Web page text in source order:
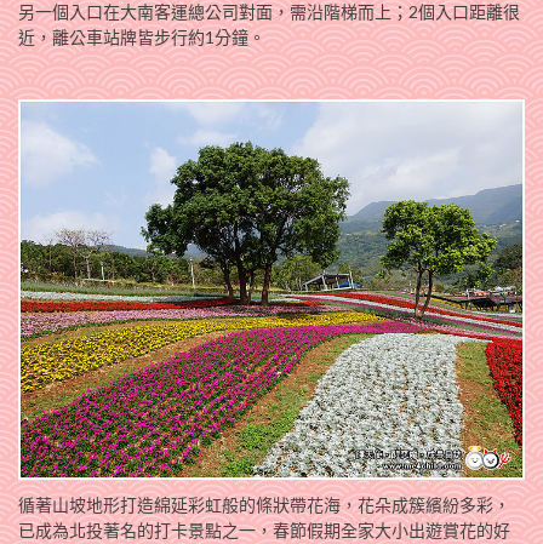
另一個入口在大南客運總公司對面，需沿階梯而上；2個入口距離很
近，離公車站牌皆步行約1分鐘。
循著山坡地形打造綿延彩虹般的條狀帶花海，花朵成簇繽紛多彩，
已成為北投著名的打卡景點之一，春節假期全家大小出遊賞花的好